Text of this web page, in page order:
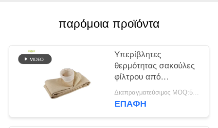
ΑΠΌΣΠΑΣΜΑ
SITEMAP
ΠΟΛΙΤΙΚΉ
ΑΠΟΡΡΉΤΟΥ
παρόμοια προϊόντα
Υπερίβλητες
θερμότητας σακούλες
φίλτρου από
πολυεστέρα P84 PTFE
για εργοστάσια
Διαπραγματεύσιμος MOQ:50 τεμ
ΕΠΑΦΉ